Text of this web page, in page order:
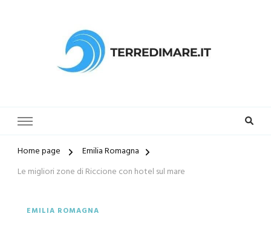
Home page
Emilia Romagna
Le migliori zone di Riccione con hotel sul mare
EMILIA ROMAGNA